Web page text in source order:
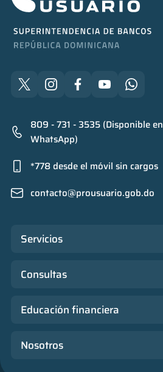
809 - 731 - 3535 (Disponible en
WhatsApp)
*778 desde el móvil sin cargos
contacto@prousuario.gob.do
Servicios
Consultas
Educación financiera
Nosotros